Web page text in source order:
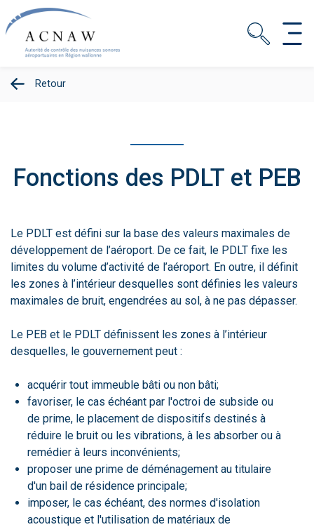
Retour
Fonctions des PDLT et PEB
Le PDLT est défini sur la base des valeurs maximales de
développement de l’aéroport. De ce fait, le PDLT fixe les
limites du volume d’activité de l’aéroport. En outre, il définit
les zones à l’intérieur desquelles sont définies les valeurs
maximales de bruit, engendrées au sol, à ne pas dépasser.
Le PEB et le PDLT définissent les zones à l’intérieur
desquelles, le gouvernement peut :
acquérir tout immeuble bâti ou non bâti;
favoriser, le cas échéant par l'octroi de subside ou
de prime, le placement de dispositifs destinés à
réduire le bruit ou les vibrations, à les absorber ou à
remédier à leurs inconvénients;
proposer une prime de déménagement au titulaire
d'un bail de résidence principale;
imposer, le cas échéant, des normes d'isolation
acoustique et l'utilisation de matériaux de